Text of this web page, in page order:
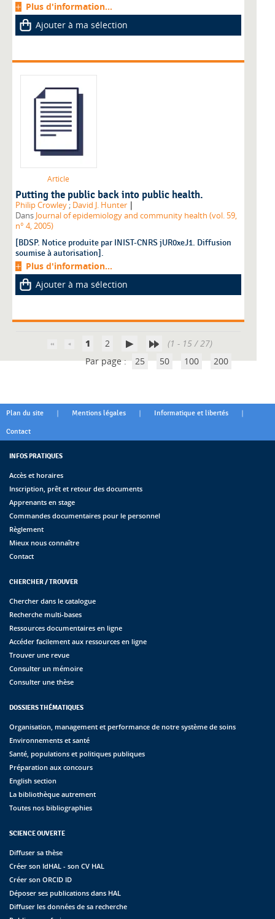
Plus d'information...
Ajouter à ma sélection
Article
Putting the public back into public health.
Philip Crowley ; David J. Hunter |
Dans Journal of epidemiology and community health (vol. 59,
n° 4, 2005)
[BDSP. Notice produite par INIST-CNRS jUR0xeJ1. Diffusion
soumise à autorisation].
Plus d'information...
Ajouter à ma sélection
1 2
(1 - 15 / 27)
Par page : 25 50 100 200
Plan du site | Mentions légales | Informatique et libertés |
Contact
INFOS PRATIQUES
Accès et horaires
Inscription, prêt et retour des documents
Apprenants en stage
Commandes documentaires pour le personnel
Règlement
Mieux nous connaître
Contact
CHERCHER / TROUVER
Chercher dans le catalogue
Recherche multi-bases
Ressources documentaires en ligne
Accéder facilement aux ressources en ligne
Trouver une revue
Consulter un mémoire
Consulter une thèse
DOSSIERS THÉMATIQUES
Organisation, management et performance de notre système de soins
Environnements et santé
Santé, populations et politiques publiques
Préparation aux concours
English section
La bibliothèque autrement
Toutes nos bibliographies
SCIENCE OUVERTE
Diffuser sa thèse
Créer son IdHAL - son CV HAL
Créer son ORCID ID
Déposer ses publications dans HAL
Diffuser les données de sa recherche